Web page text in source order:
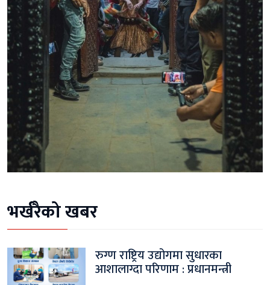
भर्खरैको खबर
रुग्ण राष्ट्रिय उद्योगमा सुधारका
आशालाग्दा परिणाम : प्रधानमन्त्री